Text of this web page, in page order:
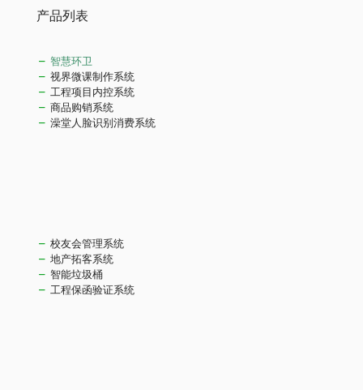
产品列表
智慧环卫
视界微课制作系统
工程项目内控系统
商品购销系统
澡堂人脸识别消费系统
校友会管理系统
地产拓客系统
智能垃圾桶
工程保函验证系统